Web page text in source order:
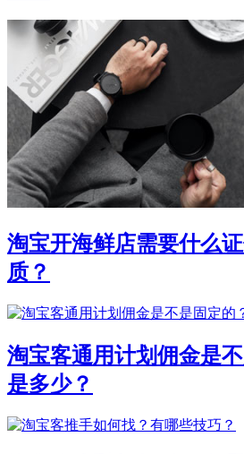
淘宝开海鲜店需要什么
质？
淘宝客通用计划佣金是
是多少？